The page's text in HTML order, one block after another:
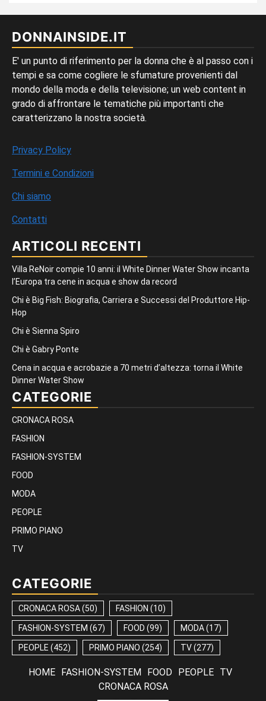
DONNAINSIDE.IT
E' un punto di riferimento per la donna che è al passo con i
tempi e sa come cogliere le sfumature provenienti dal
mondo della moda e della televisione; un web content in
grado di affrontare le tematiche più importanti che
caratterizzano la nostra società.
Privacy Policy
Termini e Condizioni
Chi siamo
Contatti
ARTICOLI RECENTI
Villa ReNoir compie 10 anni: il White Dinner Water Show incanta
l’Europa tra cene in acqua e show da record
Chi è Big Fish: Biografia, Carriera e Successi del Produttore Hip-
Hop
Chi è Sienna Spiro
Chi è Gabry Ponte
Cena in acqua e acrobazie a 70 metri d’altezza: torna il White
Dinner Water Show
CATEGORIE
CRONACA ROSA
FASHION
FASHION-SYSTEM
FOOD
MODA
PEOPLE
PRIMO PIANO
TV
CATEGORIE
CRONACA ROSA(50) FASHION (10)
FASHION-SYSTEM (67) FOOD (99) MODA(17)
PEOPLE (452) PRIMO PIANO (254) TV(277)
HOME FASHION-SYSTEM FOOD PEOPLE
TV
CRONACA ROSA